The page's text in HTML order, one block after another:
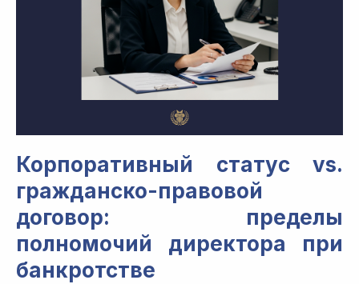
Корпоративный статус vs.
гражданско-правовой
договор: пределы
полномочий директора при
банкротстве